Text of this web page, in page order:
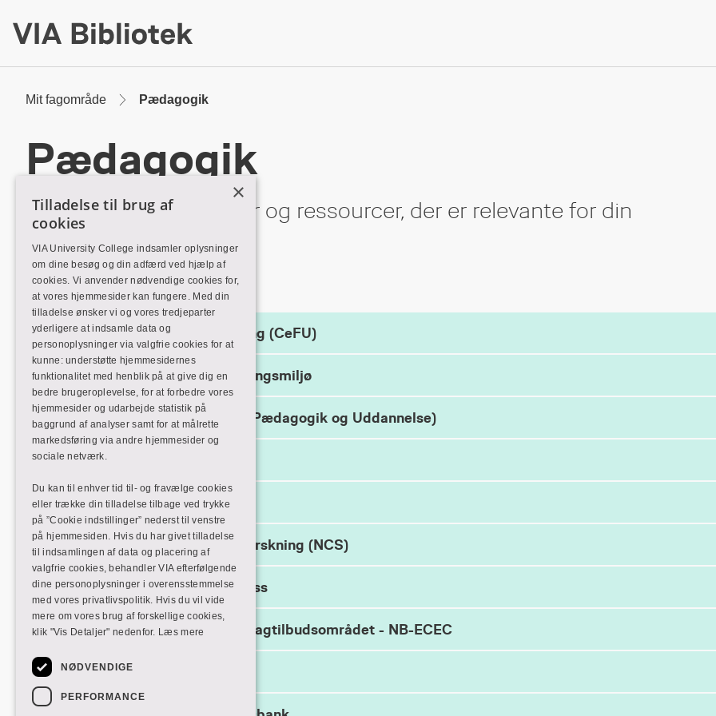
Main
Content
Mit fagområde Pædagogik
Pædagogik
Her finder du databaser og ressourcer, der er relevante for din
uddannelse.
Center for Ungdomsforskning (CeFU)
Dansk Center for Undervisningsmiljø
DPU (Danmarks institut for Pædagogik og Uddannelse)
ERIC
Forskningsportal.dk
Nationalt Center for Skoleforskning (NCS)
Scandinavian University Press
Skandinavisk forskning på dagtilbudsområdet - NB-ECEC
Sociaministeriet
×
Tilladelse til brug af
cookies
VIA University College indsamler oplysninger
om dine besøg og din adfærd ved hjælp af
cookies. Vi anvender nødvendige cookies for,
at vores hjemmesider kan fungere. Med din
tilladelse ønsker vi og vores tredjeparter
yderligere at indsamle data og
personoplysninger via valgfrie cookies for at
kunne: understøtte hjemmesidernes
funktionalitet med henblik på at give dig en
bedre brugeroplevelse, for at forbedre vores
hjemmesider og udarbejde statistik på
baggrund af analyser samt for at målrette
markedsføring via andre hjemmesider og
sociale netværk.
Du kan til enhver tid til- og fravælge cookies
eller trække din tilladelse tilbage ved trykke
på ”Cookie indstillinger” nederst til venstre
på hjemmesiden. Hvis du har givet tilladelse
til indsamlingen af data og placering af
valgfrie cookies, behandler VIA efterfølgende
dine personoplysninger i overensstemmelse
med vores privatlivspolitik. Hvis du vil vide
mere om vores brug af forskellige cookies,
klik "Vis Detaljer" nedenfor. Læs mere
NØDVENDIGE
PERFORMANCE